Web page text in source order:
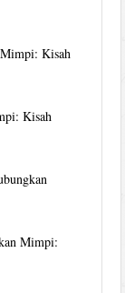
Kisah
Kisah
Mimpi: